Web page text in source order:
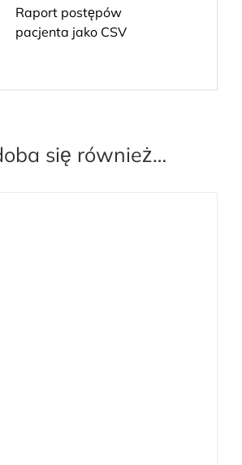
Raport postępów
pacjenta jako CSV
się również…